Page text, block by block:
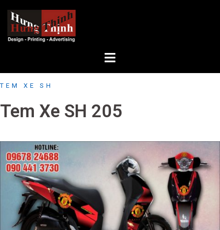
content
TEM XE SH
Tem Xe SH 205